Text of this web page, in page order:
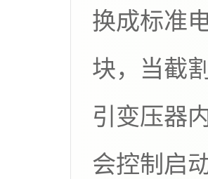
换成标准
块，当截
引变压器
会控制启